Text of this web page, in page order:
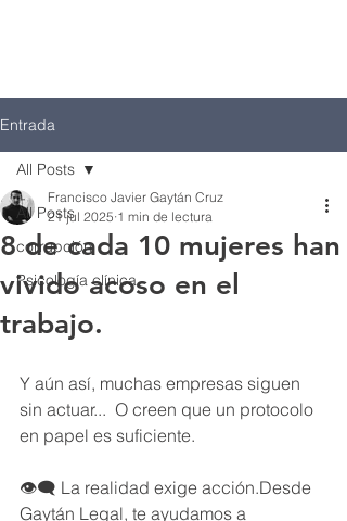
Entrada
All Posts
corrupción
Psicología clínica
All Posts
8 de cada 10 mujeres han
vivido acoso en el
trabajo.
Francisco Javier Gaytán Cruz
21 jul 2025 1 min de lectura
Y aún así, muchas empresas siguen
sin actuar...  O creen que un protocolo
en papel es suficiente.
👁‍🗨 La realidad exige acción.Desde
Gaytán Legal, te ayudamos a